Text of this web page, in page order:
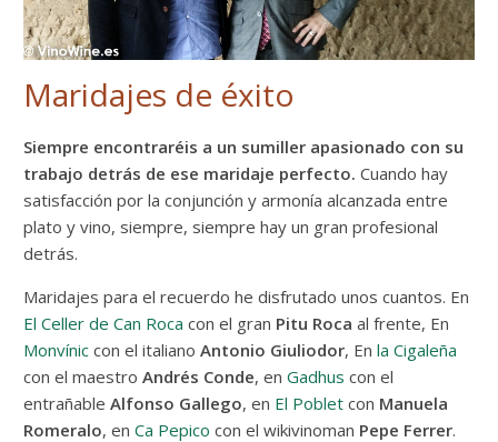
Maridajes de éxito
Siempre encontraréis a un sumiller apasionado con su
trabajo detrás de ese maridaje perfecto. Cuando hay
satisfacción por la conjunción y armonía alcanzada entre
plato y vino, siempre, siempre hay un gran profesional
detrás.
Maridajes para el recuerdo he disfrutado unos cuantos. En
El Celler de Can Roca con el gran Pitu Roca al frente, En
Monvínic con el italianoAntonio Giuliodor, Enla Cigaleña
con el maestroAndrés Conde, enGadhus con el
entrañableAlfonso Gallego, en El Poblet con Manuela
Romeralo, enCa Pepico con el wikivinoman Pepe Ferrer.